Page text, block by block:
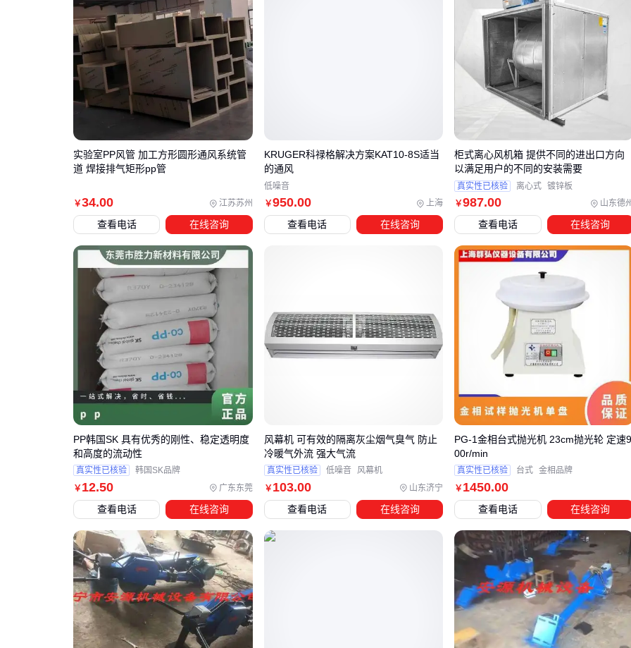
材质成本差异是最直观的因素。普通碳钢风机虽然初始采购成
本低，但在腐蚀性环境中使用寿命可能大幅缩短；而玻璃钢或
不锈钢材质虽然报价较高，但能显著降低更换频率和维护成
叶轮动平衡精度影响振动和噪音水平
电机防护等级决定环境适应性
轴承和密封结构关乎连续运行可靠性
服务成本也常被忽略。包含安装调试、备件供应和技术支持的
全套服务，与单纯设备交付之间存在显著成本差异，这需要根
据项目实际运维能力进行权衡。
三、如何根据实际场景选择离心通风机？
离心通风机的选型首先要明确使用场景的核心需求，不同环境
对设备的耐腐蚀性、耐高温性、风压和风量等参数有显著差
异。
化工、电镀等腐蚀性环境需优先考虑防腐材质，如玻璃钢或
衬塑风机，避免金属部件被化学物质侵蚀。
高温车间、锅炉房等场景应选择耐高温型号，确保叶轮和电
机在长期高温下稳定运行。
需要大风量低压的通风场景（如畜牧养殖）可选用
通风机
，而除尘系统或长管道输送则需高压型号克服阻
尘或废气处理。其较高的风压能确保气流在复杂管道中有效输
送，但需注意配套电机的功率匹配，避免过载。
在高温环境下的稳定性是关键。若选型不
当，普通风机的塑料部件可能变形，金属叶轮也可能因热胀冷
缩导致动平衡失效，增加维护成本。
￥34.00 江苏苏州
实验室PP风管 加工方形圆形通风系统管
道 焊接排气矩形pp管
查看电话 在线咨询
￥950.00 上海
KRUGER科禄格解决方案KAT10-8S适当
的通风
低噪音
查看电话 在线咨询
￥987.00 山东德
柜式离心风机箱 提供不同的进出口方向
以满足用户的不同的安装需要
真实性已核验 离心式 镀锌板
查看电话 在线咨询
￥ 12.50 广东东莞
PP韩国SK 具有优秀的刚性、稳定透明度
和高度的流动性
真实性已核验 韩国SK品牌
查看电话 在线咨询
￥ 103.00 山东济宁
风幕机 可有效的隔离灰尘烟气臭气 防止
冷暖气外流 强大气流
真实性已核验 低噪音 风幕机
查看电话 在线咨询
￥ 1450.00
PG-1金相台式抛光机 23cm抛光轮 定速
00r/min
真实性已核验 台式 金相品牌
查看电话 在线咨询